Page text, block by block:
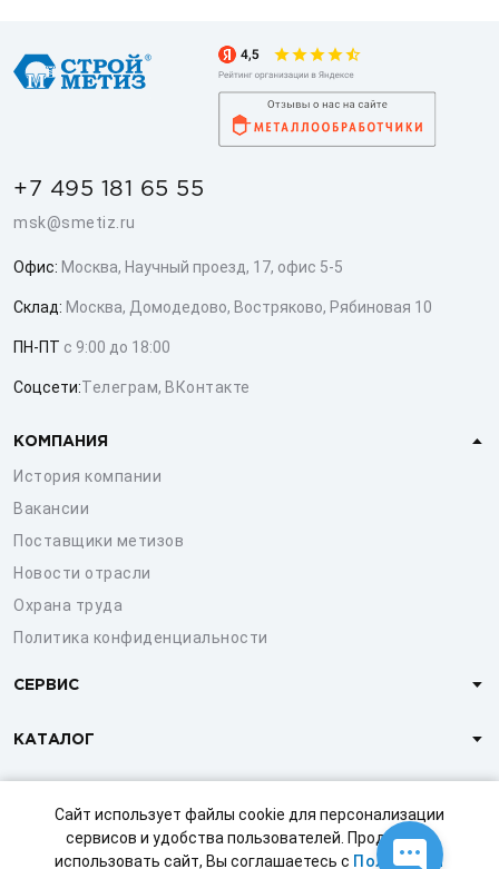
Сайт использует файлы cookie для персонализации
сервисов и удобства пользователей. Продолжая
использовать сайт, Вы соглашаетесь с Политикой
+7 495 181 65 55
msk@smetiz.ru
Офис: Москва, Научный проезд, 17, офис 5-5
Склад: Москва, Домодедово, Востряково, Рябиновая 10
ПН-ПТ с 9:00 до 18:00
Соцсети:Телеграм, ВКонтакте
КОМПАНИЯ
История компании
Вакансии
Поставщики метизов
Новости отрасли
Охрана труда
Политика конфиденциальности
СЕРВИС
КАТАЛОГ